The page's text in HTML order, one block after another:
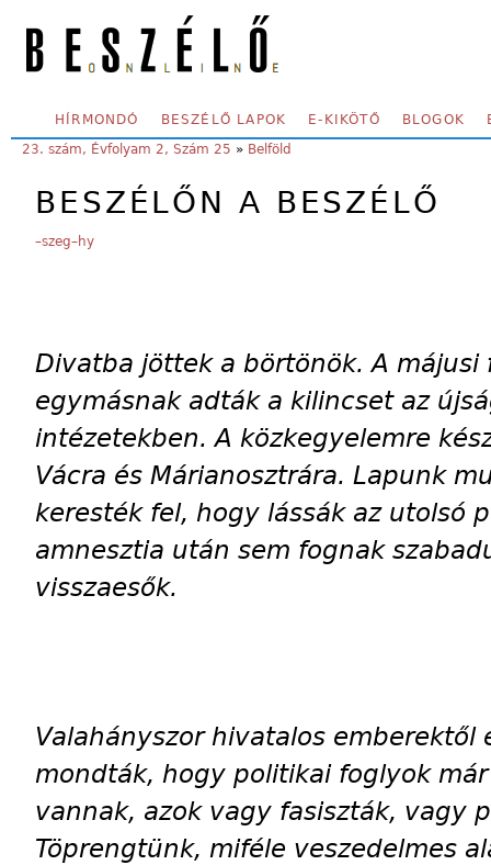
SECONDARY MENU
HÍRMONDÓ BESZÉLŐ LAPOK E-KIKÖTŐ BLOGOK
YOU ARE HERE:
23. szám, Évfolyam 2, Szám 25 » Belföld
BESZÉLŐN A BESZÉLŐ
–szeg–hy
Divatba jöttek a börtönök. A
egymásnak adták a kilincset az
intézetekben. A közkegyelemre
Vácra és Márianosztrára. Lapunk
keresték fel, hogy lássák az utolsó
amnesztia után sem fognak
visszaesők.
Valahányszor hivatalos
mondták, hogy politikai foglyok
vannak, azok vagy fasiszták, vagy
Töprengtünk, miféle veszedelmes